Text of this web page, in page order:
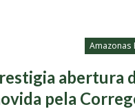
Amazonas
abertura
pela